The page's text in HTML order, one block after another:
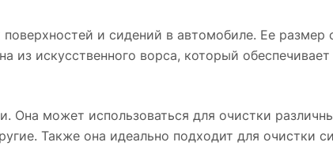
Она позволяет поддерживать
и аккуратность в салоне автомобиля,
использоваться для очистки не только в
но и в доме или офисе. Приобретая
и сидений в автомобиле. Ее размер
из искусственного ворса, который
может использоваться для очистки
Также она идеально подходит для очистки